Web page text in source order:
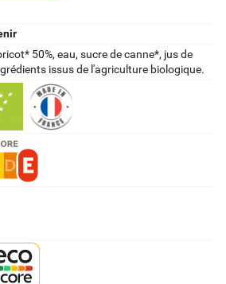
50%, eau, sucre de canne*, jus de
issus de l'agriculture biologique.